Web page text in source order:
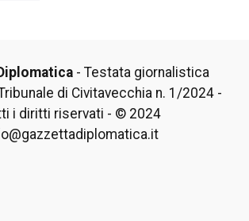
- Testata giornalistica
di Civitavecchia n. 1/2024 -
i diritti riservati - © 2024